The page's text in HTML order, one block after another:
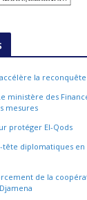
accélère la
ministère des
mesures
protéger El-Qods
diplomatiques en
de la